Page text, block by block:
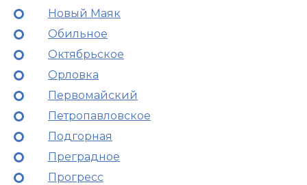
Новый Маяк
Обильное
Октябрьское
Орловка
Первомайский
Петропавловское
Подгорная
Преградное
Прогресс